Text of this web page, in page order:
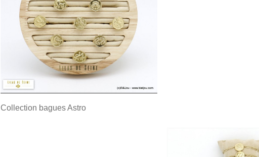
Collection bagues Astro